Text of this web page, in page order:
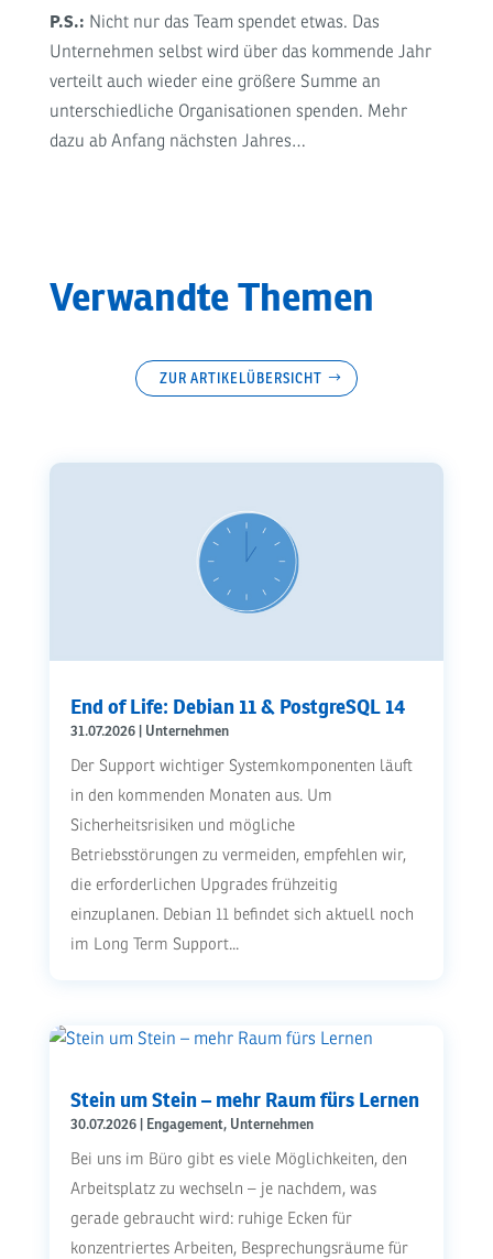
P.S.: Nicht nur das Team spendet etwas. Das
Unternehmen selbst wird über das kommende Jahr
verteilt auch wieder eine größere Summe an
unterschiedliche Organisationen spenden. Mehr
dazu ab Anfang nächsten Jahres…
Verwandte Themen
ZUR ARTIKELÜBERSICHT
End of Life: Debian 11 & PostgreSQL 14
31.07.2026| Unternehmen
Der Support wichtiger Systemkomponenten läuft
in den kommenden Monaten aus. Um
Sicherheitsrisiken und mögliche
Betriebsstörungen zu vermeiden, empfehlen wir,
die erforderlichen Upgrades frühzeitig
einzuplanen. Debian 11 befindet sich aktuell noch
im Long Term Support...
Stein um Stein – mehr Raum fürs Lernen
30.07.2026| Engagement, Unternehmen
Bei uns im Büro gibt es viele Möglichkeiten, den
Arbeitsplatz zu wechseln – je nachdem, was
gerade gebraucht wird: ruhige Ecken für
konzentriertes Arbeiten, Besprechungsräume für